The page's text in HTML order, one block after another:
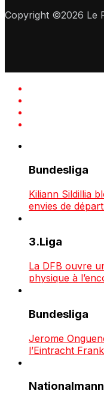
Copyright ©2026 Le
Bundesliga
Kiliann Sildillia
envies de
3.Liga
La DFB ouvre
physique à
Bundesliga
Jerome
l’Eintracht